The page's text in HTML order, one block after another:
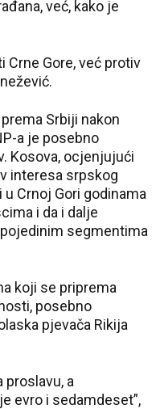
već, kako je
Crne Gore, već protiv
Srbiji nakon
a je posebno
Kosova, ocjenjujući
interesa srpskog
u Crnoj Gori godinama
i da i dalje
segmentima
koji se priprema
posebno
pjevača Rikija
proslavu, a
evro i sedamdeset”,